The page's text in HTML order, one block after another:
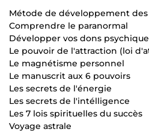
Métode de développement
Comprendre le paranormal
Développer vos dons
Le pouvoir de l'attraction (loi
Le magnétisme personnel
Le manuscrit aux 6 pouvoirs
Les secrets de l'énergie
Les secrets de l'intélligence
Les 7 lois spirituelles du succès
Voyage astrale